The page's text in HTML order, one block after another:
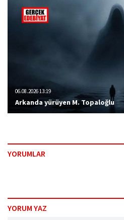
06.08.2026 13:19
Arkanda yürüyen M. Topaloğlu
YORUMLAR
YORUM YAZ